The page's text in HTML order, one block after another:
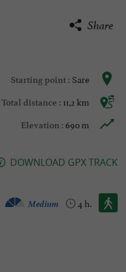
Share
Starting point : Sare
Total distance : 11,2 km
Elevation : 690 m
DOWNLOAD GPX TRACK
Walking :
4 h.
Medium